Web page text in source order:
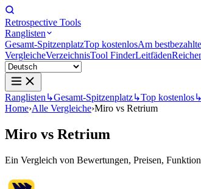
Retrospective Tools
Ranglisten
Gesamt-SpitzenplatzTop kostenlosAm
VergleicheVerzeichnisTool FinderLeitfäden
Ranglisten ↳Gesamt-Spitzenplatz↳Top kostenlos↳
Home›Alle Vergleiche›Miro vs Retrium
Miro vs Retrium
Ein Vergleich von Bewertungen, Preisen,